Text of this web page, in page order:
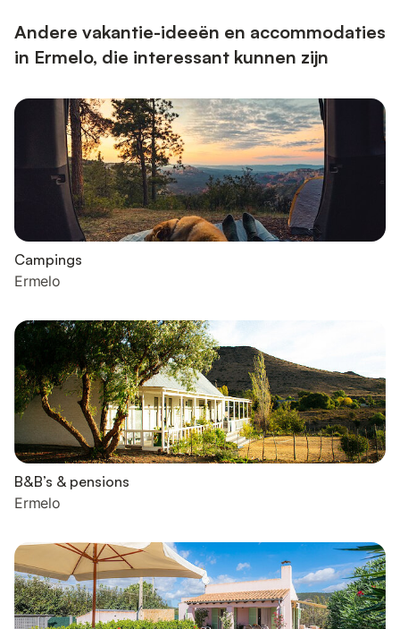
Andere vakantie-ideeën en accommodaties
in Ermelo, die interessant kunnen zijn
Campings
Ermelo
B&B’s & pensions
Ermelo